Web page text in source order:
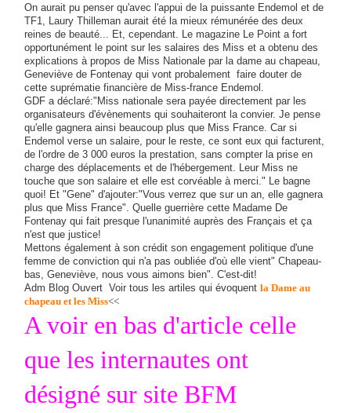
On aurait pu penser qu'avec l'appui de la puissante Endemol et de
TF1, Laury Thilleman aurait été la mieux rémunérée des deux
reines de beauté... Et, cependant. Le magazine Le Point a fort
opportunément le point sur les salaires des Miss et a obtenu des
explications à propos de Miss Nationale par la dame au chapeau,
Geneviève de Fontenay qui vont probalement faire douter de
cette suprématie financière de Miss-france Endemol.
GDF a déclaré:"Miss nationale sera payée directement par les
organisateurs d'évènements qui souhaiteront la convier. Je pense
qu'elle gagnera ainsi beaucoup plus que Miss France. Car si
Endemol verse un salaire, pour le reste, ce sont eux qui facturent,
de l'ordre de 3 000 euros la prestation, sans compter la prise en
charge des déplacements et de l'hébergement. Leur Miss ne
touche que son salaire et elle est corvéable à merci." Le bagne
quoi! Et "Gene" d'ajouter:"Vous verrez que sur un an, elle gagnera
plus que Miss France". Quelle guerrière cette Madame De
Fontenay qui fait presque l'unanimité auprès des Français et ça
n'est que justice!
Mettons également à son crédit son engagement politique d'une
femme de conviction qui n'a pas oubliée d'où elle vient" Chapeau-
bas, Geneviève, nous vous aimons bien". C'est-dit!
Adm Blog Ouvert Voir tous les artiles qui évoquent la Dame au
chapeau et les Miss<<
A voir en bas d'article celle
que les internautes ont
désigné sur site BFM